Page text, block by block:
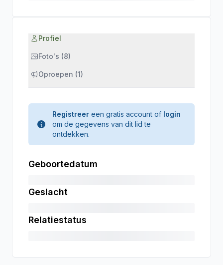
Profiel
Foto's (8)
Oproepen (1)
Registreer een gratis account of login
om de gegevens van dit lid te
ontdekken.
Geboortedatum
Geslacht
Relatiestatus